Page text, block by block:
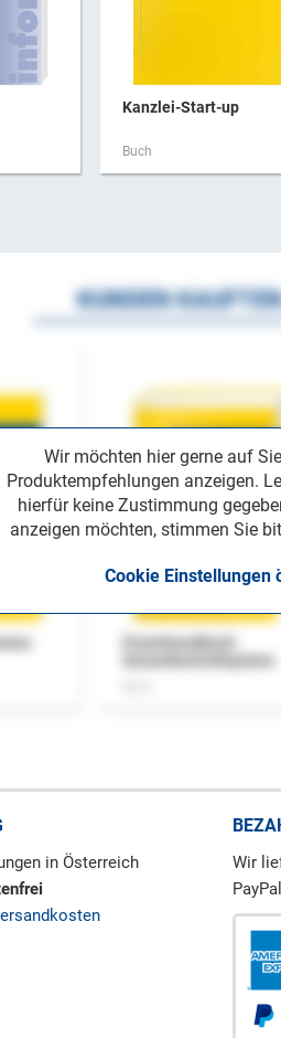
Kanzlei-Start-up
Buch
Wir möchten hier gerne auf
Produktempfehlungen anzeigen.
hierfür keine Zustimmung
anzeigen möchten, stimmen Sie
Cookie Einstellungen
KUNDEN
Praxishandbuch
in Österreich
Wir